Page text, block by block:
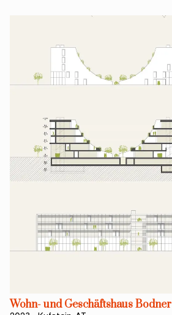
Wohn- und Geschäftshaus Bodner